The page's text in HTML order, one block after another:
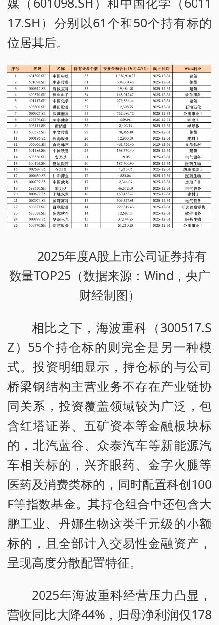
17.SH）分别以61个和50个持有标的
位居其后。
2025年度A股上市公司证券持有
数量TOP25（数据来源：Wind，央广
财经制图）
相比之下，海波重科（300517.S
Z）55个持仓标的则完全是另一种模
式。投资明细显示，持仓标的与公司
桥梁钢结构主营业务不存在产业链协
同关系，投资覆盖领域较为广泛，包
含红塔证券、五矿资本等金融板块标
的，北汽蓝谷、众泰汽车等新能源汽
车相关标的，兴齐眼药、金字火腿等
医药及消费类标的，同时配置科创100
F等指数基金。其持仓组合中还包含大
鹏工业、丹娜生物这类千元级的小额
标的，且全部计入交易性金融资产，
呈现高度分散配置特征。
2025年海波重科经营压力凸显，
营收同比大降44%，归母净利润仅178